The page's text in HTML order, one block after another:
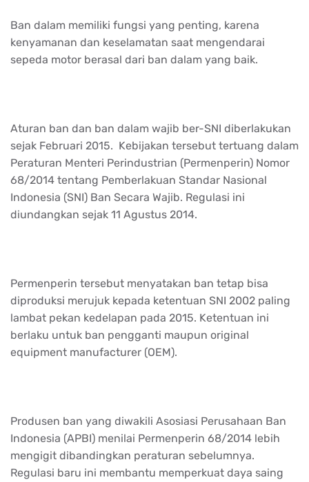
Ban dalam memiliki fungsi yang penting, karena
kenyamanan dan keselamatan saat mengendarai
sepeda motor berasal dari ban dalam yang baik.
Aturan ban dan ban dalam wajib ber-SNI diberlakukan
sejak Februari 2015. Kebijakan tersebut tertuang dalam
Peraturan Menteri Perindustrian (Permenperin) Nomor
68/2014 tentang Pemberlakuan Standar Nasional
Indonesia (SNI) Ban Secara Wajib. Regulasi ini
diundangkan sejak 11 Agustus 2014.
Permenperin tersebut menyatakan ban tetap bisa
diproduksi merujuk kepada ketentuan SNI 2002 paling
lambat pekan kedelapan pada 2015. Ketentuan ini
berlaku untuk ban pengganti maupun original
equipment manufacturer (OEM).
Produsen ban yang diwakili Asosiasi Perusahaan Ban
Indonesia (APBI) menilai Permenperin 68/2014 lebih
mengigit dibandingkan peraturan sebelumnya.
Regulasi baru ini membantu memperkuat daya saing